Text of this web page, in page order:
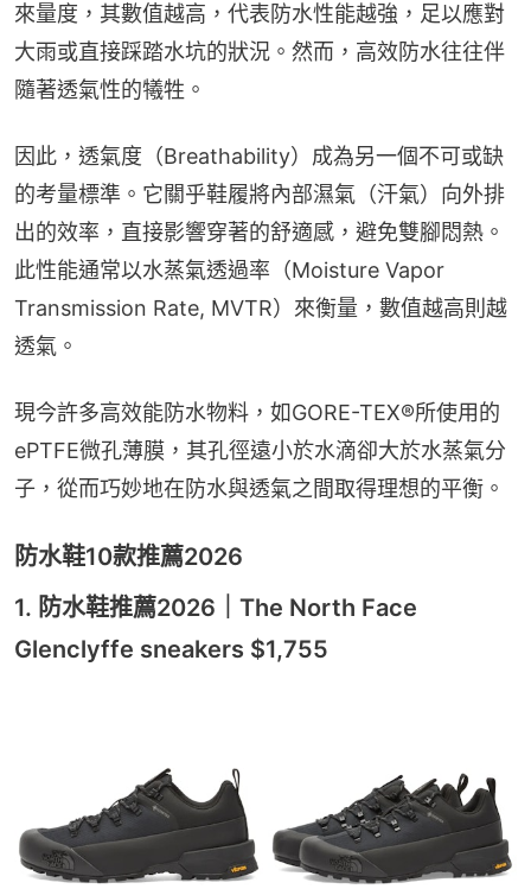
來量度，其數值越高，代表防水性能越強，足以應對
大雨或直接踩踏水坑的狀況。然而，高效防水往往伴
隨著透氣性的犧牲。
因此，透氣度（Breathability）成為另一個不可或缺
的考量標準。它關乎鞋履將內部濕氣（汗氣）向外排
出的效率，直接影響穿著的舒適感，避免雙腳悶熱。
此性能通常以水蒸氣透過率（Moisture Vapor
Transmission Rate, MVTR）來衡量，數值越高則越
透氣。
現今許多高效能防水物料，如GORE-TEX®所使用的
ePTFE微孔薄膜，其孔徑遠小於水滴卻大於水蒸氣分
子，從而巧妙地在防水與透氣之間取得理想的平衡。
防水鞋10款推薦2026
1. 防水鞋推薦2026｜The North Face
Glenclyffe sneakers $1,755